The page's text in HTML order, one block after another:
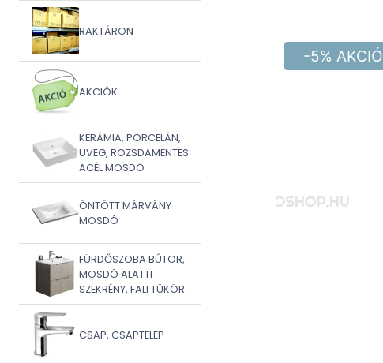
RAKTÁRON
AKCIÓK
KERÁMIA, PORCELÁN,
ÜVEG, ROZSDAMENTES
ACÉL MOSDÓ
ÖNTÖTT MÁRVÁNY
MOSDÓ
FÜRDŐSZOBA BÚTOR,
MOSDÓ ALATTI
SZEKRÉNY, FALI TÜKÖR
CSAP, CSAPTELEP
-5% AKCIÓ